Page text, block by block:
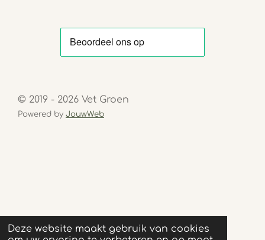
Deze website maakt gebruik van cookies
© 2019 - 2026 Vet Groen
Powered by JouwWeb